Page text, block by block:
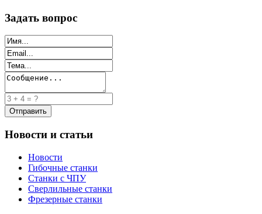
Задать вопрос
Новости и статьи
Новости
Гибочные станки
Станки с ЧПУ
Сверлильные станки
Фрезерные станки